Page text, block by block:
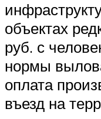
объектах
руб. с
нормы
оплата
въезд на